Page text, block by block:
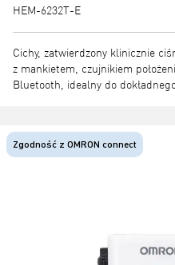
HEM-6232T-E
Cichy, zatwierdzony klinicznie
z mankietem, czujnikiem
Bluetooth, idealny do
Zgodność z OMRON connect